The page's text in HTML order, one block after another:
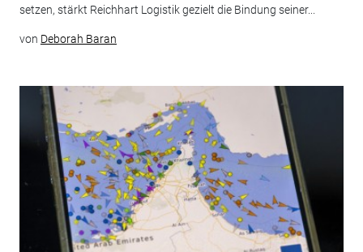
setzen, stärkt Reichhart Logistik gezielt die Bindung seiner...
von Deborah Baran